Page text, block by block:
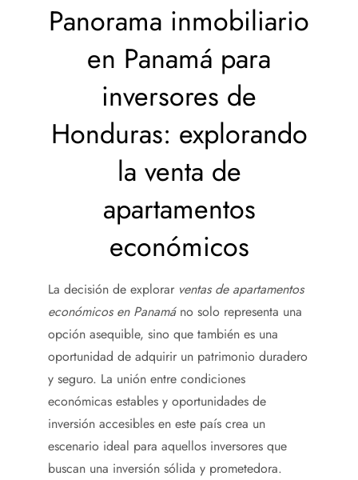
Panorama inmobiliario
en Panamá para
inversores de
Honduras: explorando
la venta de
apartamentos
económicos
La decisión de explorar ventas de apartamentos
económicos en Panamáno solo representa una
opción asequible, sino que también es una
oportunidad de adquirir un patrimonio duradero
y seguro. La unión entre condiciones
económicas estables y oportunidades de
inversión accesibles en este país crea un
escenario ideal para aquellos inversores que
buscan una inversión sólida y prometedora.